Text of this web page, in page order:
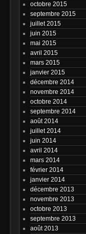
octobre 2015
septembre 2015
juillet 2015
juin 2015
mai 2015
avril 2015
mars 2015
janvier 2015
décembre 2014
novembre 2014
octobre 2014
septembre 2014
août 2014
juillet 2014
juin 2014
avril 2014
mars 2014
février 2014
janvier 2014
décembre 2013
novembre 2013
octobre 2013
septembre 2013
août 2013